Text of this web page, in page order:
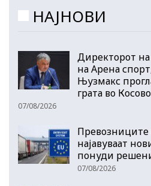
НАЈНОВИ
Директорот на
на Арена
Њузмакс
грата во Косово
07/08/2026
Превозниците
најавуваат
понуди
07/08/2026